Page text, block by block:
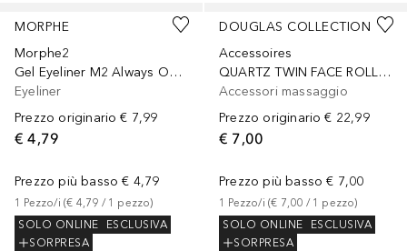
MORPHE
Morphe2
Gel Eyeliner M2 Always Online
Eyeliner
Prezzo originario € 7,99
€ 4,79
Prezzo più basso € 4,79
1 Pezzo/i (€ 4,79 / 1 pezzo)
SOLO ONLINE
ESCLUSIVA
SORPRESA
DOUGLAS COLLECTION
Accessoires
QUARTZ TWIN FACE ROLLER
Accessori massaggio
Prezzo originario € 22,99
€ 7,00
Prezzo più basso € 7,00
1 Pezzo/i (€ 7,00 / 1 pezzo)
SOLO ONLINE
ESCLUSIVA
SORPRESA